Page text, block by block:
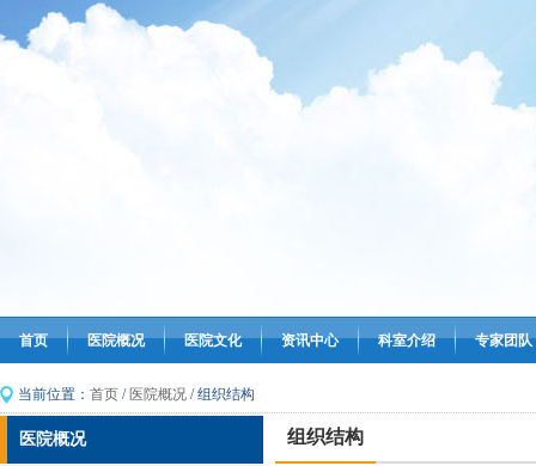
首页 医院概况 医院文化 资讯中心 科室介绍 专家团队
当前位置： 首页 / 医院概况 / 组织结构
医院概况 组织结构